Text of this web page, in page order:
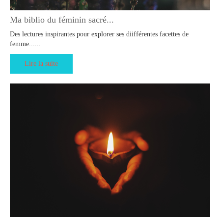
Ma biblio du féminin sacré...
Des lectures inspirantes pour explorer ses diifférentes facettes de
femme......
Lire la suite